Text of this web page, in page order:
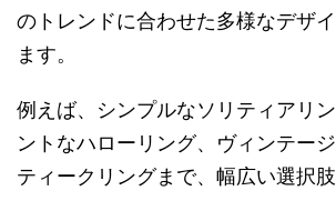
のトレンドに合わせた多様なデザ
ます。
例えば、シンプルなソリティアリ
ントなハローリング、ヴィンテー
ティークリングまで、幅広い選択肢